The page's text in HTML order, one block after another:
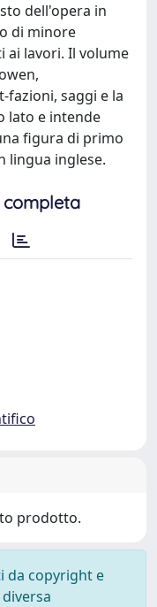
dell'opera in
di minore
ai lavori. Il volume
saggi e la
lato e intende
figura di primo
lingua inglese.
completa
prodotto.
da copyright e